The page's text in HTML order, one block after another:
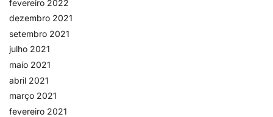
fevereiro 2022
dezembro 2021
setembro 2021
julho 2021
maio 2021
abril 2021
março 2021
fevereiro 2021